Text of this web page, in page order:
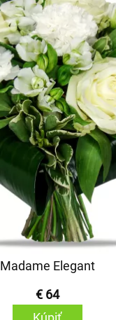
Madame Elegant
€ 64